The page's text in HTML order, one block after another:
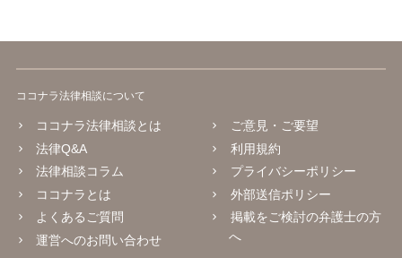
ココナラ法律相談について
ココナラ法律相談とは
法律Q&A
法律相談コラム
ココナラとは
よくあるご質問
運営へのお問い合わせ
ご意見・ご要望
利用規約
プライバシーポリシー
外部送信ポリシー
掲載をご検討の弁護士の方
へ